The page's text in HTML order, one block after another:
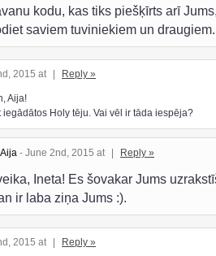
kodu, kas tiks piešķīrts arī
saviem tuviniekiem un draugiem.
2015 at Reply »
Aija!
iegādātos Holy tēju. Vai vēl ir tāda iespēja?
Aija - June 2nd, 2015 at | Reply »
Ineta! Es šovakar Jums
ir laba ziņa Jums :).
2015 at Reply »